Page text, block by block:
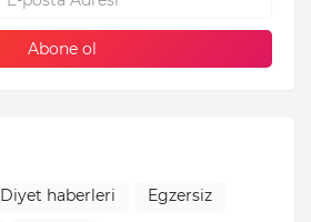
Diyet haberleri
Egzersiz